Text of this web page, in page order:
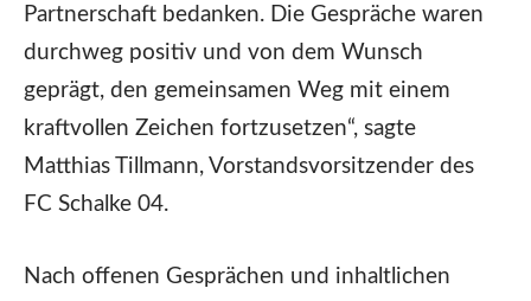
Partnerschaft bedanken. Die Gespräche waren
durchweg positiv und von dem Wunsch
geprägt, den gemeinsamen Weg mit einem
kraftvollen Zeichen fortzusetzen“, sagte
Matthias Tillmann, Vorstandsvorsitzender des
FC Schalke 04.
Nach offenen Gesprächen und inhaltlichen